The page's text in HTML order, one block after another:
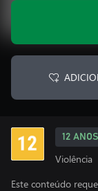
12 ANOS
Violência
Este conteúdo